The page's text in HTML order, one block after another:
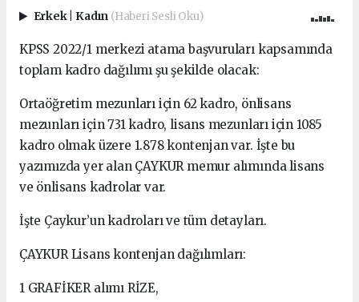
Erkek Kadın (Haberi Sesli Oku)
KPSS 2022/1 merkezi atama başvuruları kapsamında
toplam kadro dağılımı şu şekilde olacak:
Ortaöğretim mezunları için 62 kadro, önlisans
mezunları için 731 kadro, lisans mezunları için 1085
kadro olmak üzere 1.878 kontenjan var. İşte bu
yazımızda yer alan ÇAYKUR memur alımında lisans
ve önlisans kadrolar var.
İşte Çaykur’un kadroları ve tüm detayları.
ÇAYKUR Lisans kontenjan dağılımları:
1 GRAFİKER alımı RİZE,